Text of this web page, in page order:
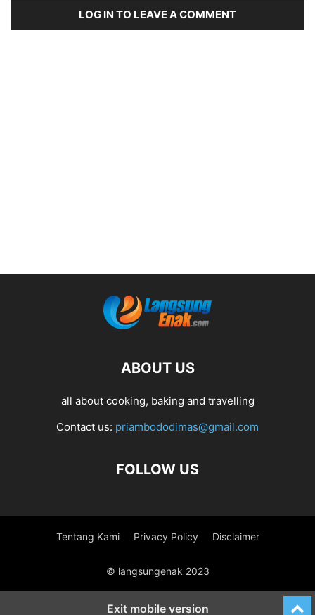
LOG IN TO LEAVE A COMMENT
ABOUT US
all about cooking, baking and travelling
Contact us: priambododimas@gmail.com
FOLLOW US
Tentang Kami Privacy Policy Disclaimer
© langsungenak 2023
Exit mobile version